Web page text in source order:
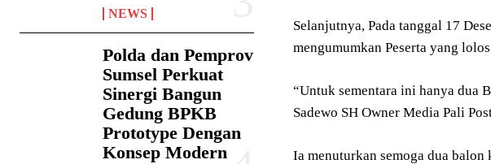
NEWS
Polda dan Pemprov
Sumsel Perkuat
Sinergi Bangun
Gedung BPKB
Prototype Dengan
Konsep Modern
Selanjutnya, Pada tanggal 17
mengumumkan Peserta yang
“Untuk sementara ini hanya dua
Sadewo SH Owner Media Pali
Ia menuturkan semoga dua